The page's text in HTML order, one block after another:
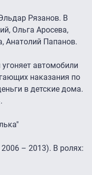
Рязанов. В
Ольга Аросева,
Анатолий Папанов.
автомобили
наказания по
в детские дома.
– 2013). В ролях: